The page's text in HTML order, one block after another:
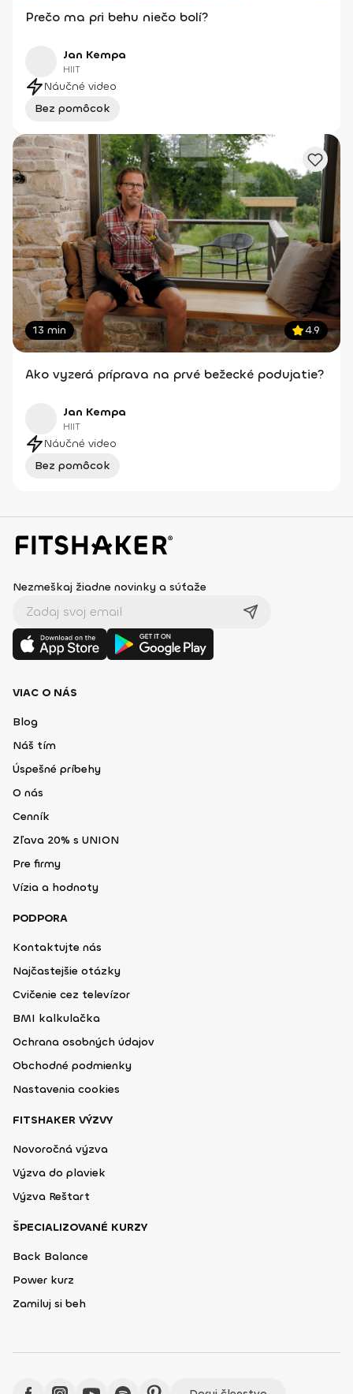
Prečo ma pri behu niečo bolí?
Jan Kempa
HIIT
Náučné video
Bez pomôcok
13 min 4.9
Ako vyzerá príprava na prvé bežecké podujatie?
Jan Kempa
HIIT
Náučné video
Bez pomôcok
Nezmeškaj žiadne novinky a súťaže
VIAC O NÁS
Blog
Náš tím
Úspešné príbehy
O nás
Cenník
Zľava 20% s UNION
Pre firmy
Vízia a hodnoty
PODPORA
Kontaktujte nás
Najčastejšie otázky
Cvičenie cez televízor
BMI kalkulačka
Ochrana osobných údajov
Obchodné podmienky
Nastavenia cookies
FITSHAKER VÝZVY
Novoročná výzva
Výzva do plaviek
Výzva Reštart
ŠPECIALIZOVANÉ KURZY
Back Balance
Power kurz
Zamiluj si beh